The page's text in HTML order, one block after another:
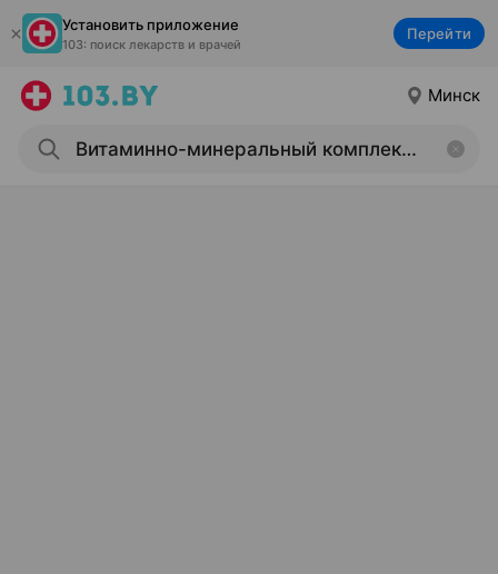
Установить приложение
103: поиск лекарств и врачей
Перейти
Минск